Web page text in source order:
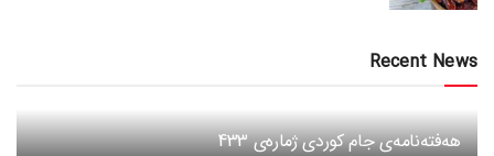
Recent News
هەفتەنامەی جام کوردی ژمارەی 433